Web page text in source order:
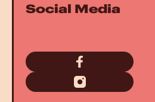
Social Media